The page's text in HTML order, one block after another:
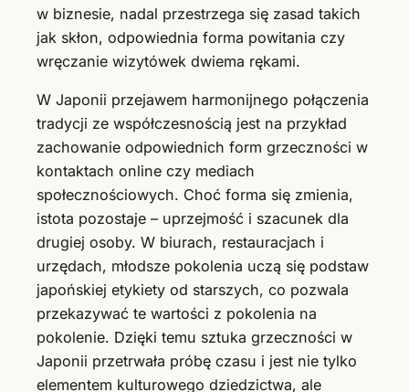
w biznesie, nadal przestrzega się zasad takich
jak skłon, odpowiednia forma powitania czy
wręczanie wizytówek dwiema rękami.
W Japonii przejawem harmonijnego połączenia
tradycji ze współczesnością jest na przykład
zachowanie odpowiednich form grzeczności w
kontaktach online czy mediach
społecznościowych. Choć forma się zmienia,
istota pozostaje – uprzejmość i szacunek dla
drugiej osoby. W biurach, restauracjach i
urzędach, młodsze pokolenia uczą się podstaw
japońskiej etykiety od starszych, co pozwala
przekazywać te wartości z pokolenia na
pokolenie. Dzięki temu sztuka grzeczności w
Japonii przetrwała próbę czasu i jest nie tylko
elementem kulturowego dziedzictwa, ale